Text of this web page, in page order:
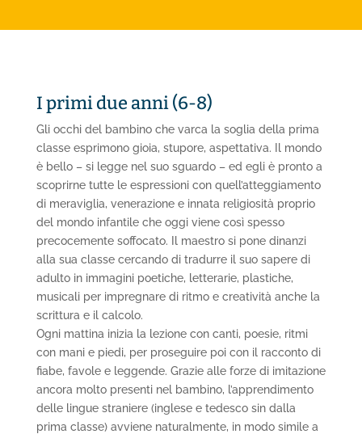
I primi due anni (6-8)
Gli occhi del bambino che varca la soglia della prima
classe esprimono gioia, stupore, aspettativa. Il mondo
è bello – si legge nel suo sguardo – ed egli è pronto a
scoprirne tutte le espressioni con quell’atteggiamento
di meraviglia, venerazione e innata religiosità proprio
del mondo infantile che oggi viene così spesso
precocemente soffocato. Il maestro si pone dinanzi
alla sua classe cercando di tradurre il suo sapere di
adulto in immagini poetiche, letterarie, plastiche,
musicali per impregnare di ritmo e creatività anche la
scrittura e il calcolo.
Ogni mattina inizia la lezione con canti, poesie, ritmi
con mani e piedi, per proseguire poi con il racconto di
fiabe, favole e leggende. Grazie alle forze di imitazione
ancora molto presenti nel bambino, l’apprendimento
delle lingue straniere (inglese e tedesco sin dalla
prima classe) avviene naturalmente, in modo simile a